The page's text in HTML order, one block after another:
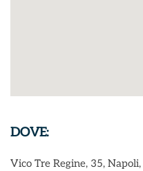
DOVE:
Vico Tre Regine, 35,